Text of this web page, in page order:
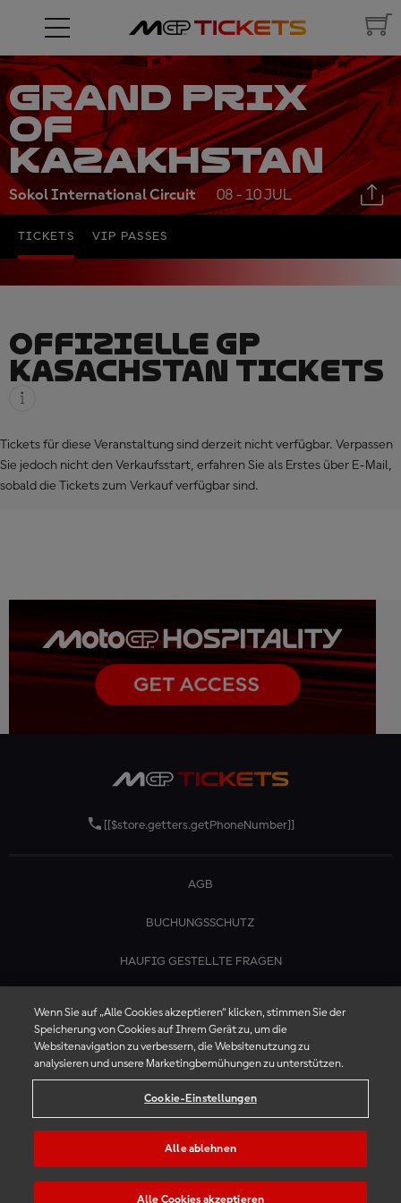
GRAND PRIX
OF
KAZAKHSTAN
Sokol International Circuit 08 - 10 JUL
TICKETS VIP PASSES
OFFIZIELLE GP
KASACHSTAN TICKETS
Tickets für diese Veranstaltung sind derzeit nicht verfügbar. Verpassen
Sie jedoch nicht den Verkaufsstart, erfahren Sie als Erstes über E-Mail,
sobald die Tickets zum Verkauf verfügbar sind.
[[$store.getters.getPhoneNumber]]
AGB
BUCHUNGSSCHUTZ
HAUFIG GESTELLTE FRAGEN
Wenn Sie auf „Alle Cookies akzeptieren“ klicken, stimmen Sie der
Speicherung von Cookies auf Ihrem Gerät zu, um die
Websitenavigation zu verbessern, die Websitenutzung zu
analysieren und unsere Marketingbemühungen zu unterstützen.
Cookie-Einstellungen
Alle ablehnen
Alle Cookies akzeptieren